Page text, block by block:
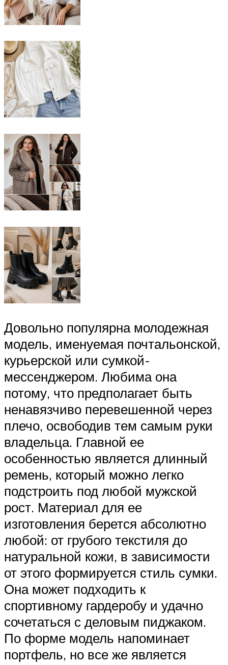
Довольно популярна молодежная
модель, именуемая почтальонской,
курьерской или сумкой-
мессенджером. Любима она
потому, что предполагает быть
ненавязчиво перевешенной через
плечо, освободив тем самым руки
владельца. Главной ее
особенностью является длинный
ремень, который можно легко
подстроить под любой мужской
рост. Материал для ее
изготовления берется абсолютно
любой: от грубого текстиля до
натуральной кожи, в зависимости
от этого формируется стиль сумки.
Она может подходить к
спортивному гардеробу и удачно
сочетаться с деловым пиджаком.
По форме модель напоминает
портфель, но все же является